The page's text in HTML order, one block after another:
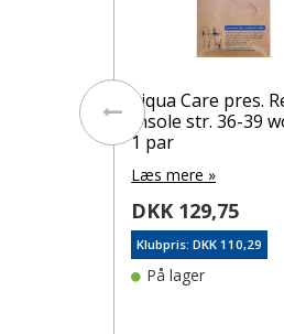
Liqua Care pres.
Insole str. 36-39
1 par
Læs mere »
DKK 129,75
Klubpris: DKK 110,29
På lager